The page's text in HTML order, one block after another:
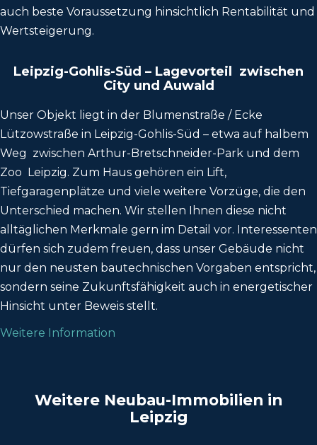
auch beste Voraussetzung hinsichtlich Rentabilität und
Wertsteigerung.
Leipzig-Gohlis-Süd – Lagevorteil zwischen
City und Auwald
Unser Objekt liegt in der Blumenstraße / Ecke
Lützowstraße in Leipzig-Gohlis-Süd – etwa auf halbem
Weg zwischen Arthur-Bretschneider-Park und dem
Zoo Leipzig. Zum Haus gehören ein Lift,
Tiefgaragenplätze und viele weitere Vorzüge, die den
Unterschied machen. Wir stellen Ihnen diese nicht
alltäglichen Merkmale gern im Detail vor. Interessenten
dürfen sich zudem freuen, dass unser Gebäude nicht
nur den neusten bautechnischen Vorgaben entspricht,
sondern seine Zukunftsfähigkeit auch in energetischer
Hinsicht unter Beweis stellt.
Weitere Information
Weitere Neubau-Immobilien in
Leipzig